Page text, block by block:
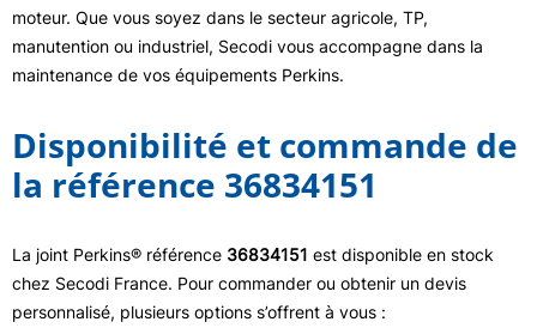
moteur. Que vous soyez dans le secteur agricole, TP,
manutention ou industriel, Secodi vous accompagne dans la
maintenance de vos équipements Perkins.
Disponibilité et commande de
la référence 36834151
La joint Perkins® référence 36834151 est disponible en stock
chez Secodi France. Pour commander ou obtenir un devis
personnalisé, plusieurs options s’offrent à vous :